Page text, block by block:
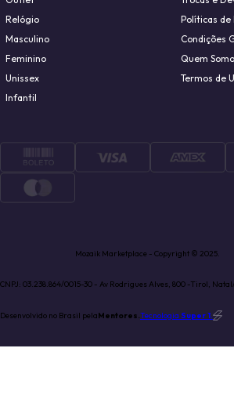
Relógio
Masculino
Feminino
Unissex
Infantil
Políticas de
Condições
Quem
Termos de
Mozaik Marketplace - Copyright © 2025.
CNPJ: 03.238.864/0015-30 - Av Rodrigues Alves, 800 -Tirol,
Desenvolvido no Brasil pelaMentores.Tecnologia Super 1.